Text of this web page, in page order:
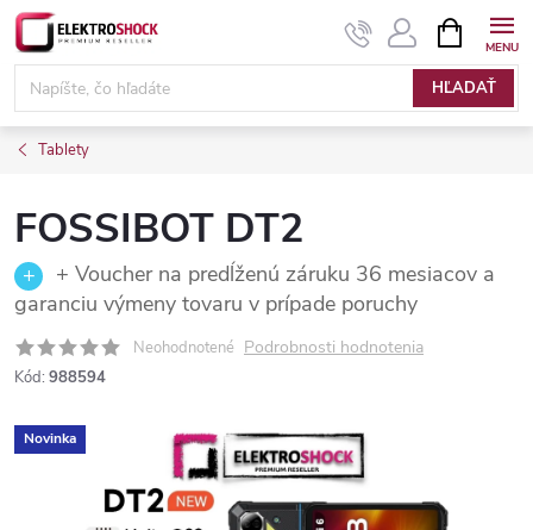
Prejsť
na
obsah
HĽADAŤ
KOŠÍK
Tablety
FOSSIBOT DT2
+ Voucher na predĺženú záruku 36 mesiacov a
garanciu výmeny tovaru v prípade poruchy
Neohodnotené Podrobnosti hodnotenia
Kód: 988594
Novinka